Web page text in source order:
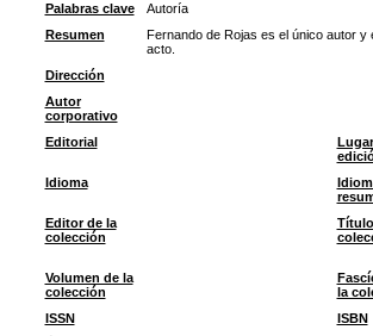
Palabras clave
Autoría
Resumen
Fernando de Rojas es el único autor
acto.
Dirección
Autor
corporativo
Editorial
Idioma
Editor de la
colección
Volumen de la
colección
la
ISSN
ISBN